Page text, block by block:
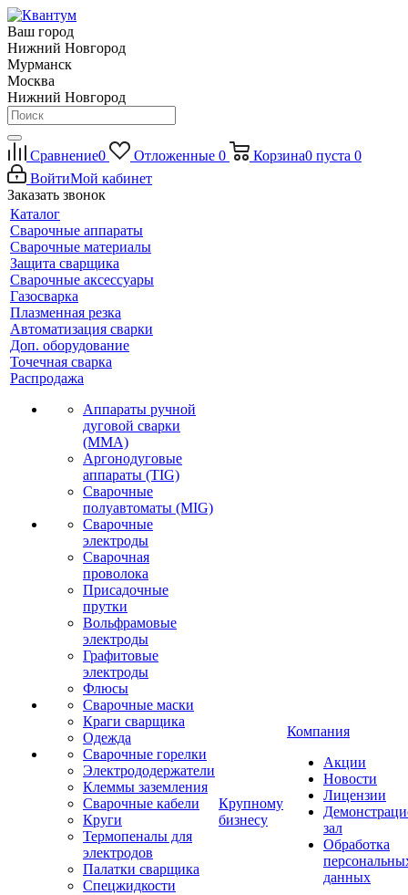
Ваш город
Нижний Новгород
Мурманск
Москва
Нижний Новгород
Сравнение0 Отложенные 0 Корзина0 пуста 0
ВойтиМой кабинет
Заказать звонок
Каталог
Сварочные аппараты
Сварочные материалы
Защита сварщика
Сварочные аксессуары
Газосварка
Плазменная резка
Автоматизация сварки
Доп. оборудование
Точечная сварка
Распродажа
Аппараты ручной
дуговой сварки
(MMA)
Аргонодуговые
аппараты (TIG)
Сварочные
полуавтоматы (MIG)
Сварочные
электроды
Сварочная
проволока
Присадочные
прутки
Вольфрамовые
электроды
Графитовые
электроды
Флюсы
Сварочные маски
Краги сварщика
Одежда
Сварочные горелки
Электрододержатели
Клеммы заземления
Сварочные кабели
Круги
Термопеналы для
электродов
Палатки сварщика
Спецжидкости
Крупному
бизнесу
Компания
Акции
Новости
Лицензии
зал
Обработка
данных